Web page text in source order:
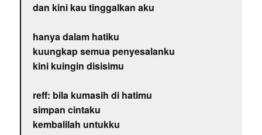
dan kini kau tinggalkan aku
hanya dalam hatiku
kuungkap semua penyesalanku
kini kuingin disisimu
reff: bila kumasih di hatimu
simpan cintaku
kembalilah untukku